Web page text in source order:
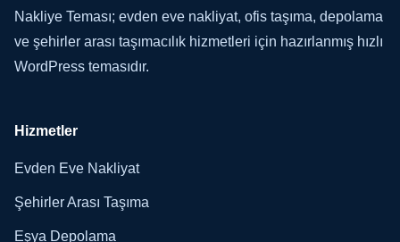
Nakliye Teması; evden eve nakliyat, ofis taşıma, depolama
ve şehirler arası taşımacılık hizmetleri için hazırlanmış hızlı
WordPress temasıdır.
Hizmetler
Evden Eve Nakliyat
Şehirler Arası Taşıma
Eşya Depolama